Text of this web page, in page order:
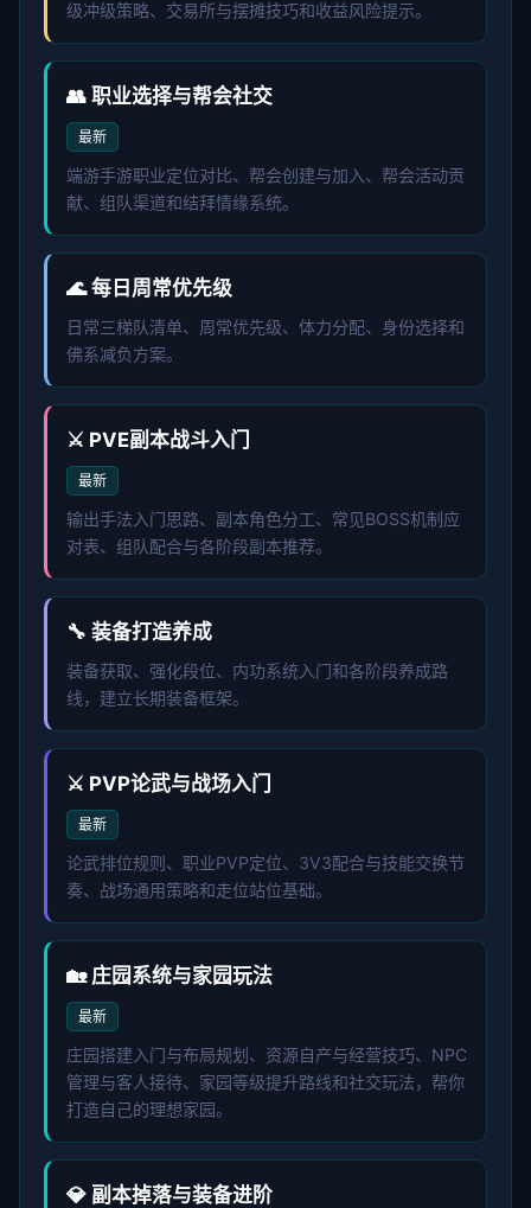
级冲级策略、交易所与摆摊技巧和收益风险提示。
👥 职业选择与帮会社交
最新
端游手游职业定位对比、帮会创建与加入、帮会活动贡
献、组队渠道和结拜情缘系统。
🌊 每日周常优先级
日常三梯队清单、周常优先级、体力分配、身份选择和
佛系减负方案。
⚔️ PVE副本战斗入门
最新
输出手法入门思路、副本角色分工、常见BOSS机制应
对表、组队配合与各阶段副本推荐。
🔧 装备打造养成
装备获取、强化段位、内功系统入门和各阶段养成路
线，建立长期装备框架。
⚔️ PVP论武与战场入门
最新
论武排位规则、职业PVP定位、3V3配合与技能交换节
奏、战场通用策略和走位站位基础。
🏡 庄园系统与家园玩法
最新
庄园搭建入门与布局规划、资源自产与经营技巧、NPC
管理与客人接待、家园等级提升路线和社交玩法，帮你
打造自己的理想家园。
💎 副本掉落与装备进阶